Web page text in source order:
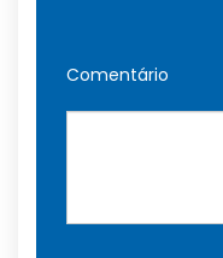
Comentário